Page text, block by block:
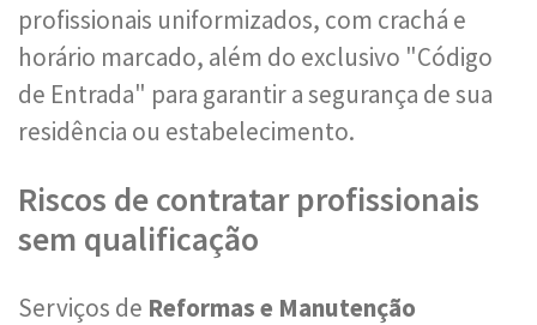
profissionais uniformizados, com crachá e
horário marcado, além do exclusivo "Código
de Entrada" para garantir a segurança de sua
residência ou estabelecimento.
Riscos de contratar profissionais
sem qualificação
Serviços de Reformas e Manutenção